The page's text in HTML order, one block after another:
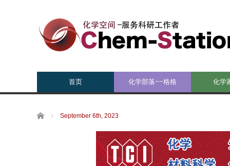
首页 化学部落~~格格 化学
Home September 6th, 2023